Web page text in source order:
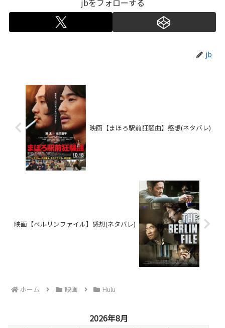
jbをフォローする
jb
映画【まほろ駅前狂騒曲】感想(ネタバレ)
映画【ベルリンファイル】感想(ネタバレ)
ホーム 映画 Hulu
2026年8月